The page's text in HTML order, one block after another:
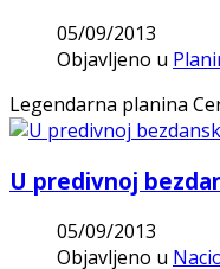
05/09/2013
Objavljeno u
Legendarna planina
U predivnoj
05/09/2013
Objavljeno u